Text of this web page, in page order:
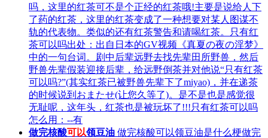
吗，这里的红茶可不是个正经的红茶哦!主要是说给人下
了药的红茶，这里的红茶变成了一种想要对某人图谋不
轨的代表物。类似的还有红茶警告和请喝红茶。只有红
茶可以吗出处：出自日本的GV视频《真夏の夜の淫梦》
中的一句台词。剧中后辈远野去找先辈田所野兽，然后
野兽先辈假装迎接后辈，给远野倒茶并对他说“只有红茶
可以吗?”(其实红茶已被野兽先辈下了miyao)，并在递茶
的时候说到おまたせ(让您久等了)。是不是也是感觉很
无耻呢，这年头，红茶也是被玩坏了!!!只有红茶可以吗
怎么用：--有
做完核酸可以领豆油 做完核酸可以领豆油是什么梗做完